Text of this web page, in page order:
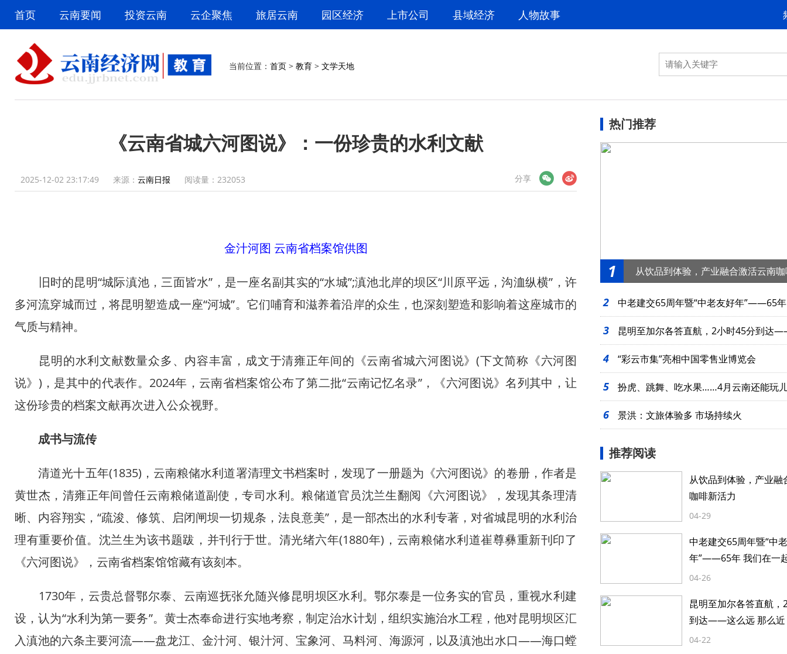
首页 云南要闻 投资云南 云企聚焦 旅居云南 园区经济 上市公司 县域经济 人物故事
当前位置： 首页 > 教育 > 文学天地
《云南省城六河图说》：一份珍贵的水利文献
2025-12-02 23:17:49 来源： 云南日报 阅读量： 232053 分享
微博
金汁河图 云南省档案馆供图
旧时的昆明“城际滇池，三面皆水”，是一座名副其实的“水城”;滇池北岸的坝区“川原平远，沟洫纵横”，许
多河流穿城而过，将昆明塑造成一座“河城”。它们哺育和滋养着沿岸的众生，也深刻塑造和影响着这座城市的
气质与精神。
昆明的水利文献数量众多、内容丰富，成文于清雍正年间的《云南省城六河图说》(下文简称《六河图
说》)，是其中的代表作。2024年，云南省档案馆公布了第二批“云南记忆名录”，《六河图说》名列其中，让
这份珍贵的档案文献再次进入公众视野。
成书与流传
清道光十五年(1835)，云南粮储水利道署清理文书档案时，发现了一册题为《六河图说》的卷册，作者是
黄世杰，清雍正年间曾任云南粮储道副使，专司水利。粮储道官员沈兰生翻阅《六河图说》，发现其条理清
晰、内容翔实，“疏浚、修筑、启闭闸坝一切规条，法良意美”，是一部杰出的水利专著，对省城昆明的水利治
理有重要价值。沈兰生为该书题跋，并刊行于世。清光绪六年(1880年)，云南粮储水利道崔尊彝重新刊印了
《六河图说》，云南省档案馆馆藏有该刻本。
1730年，云贵总督鄂尔泰、云南巡抚张允随兴修昆明坝区水利。鄂尔泰是一位务实的官员，重视水利建
设，认为“水利为第一要务”。黄士杰奉命进行实地考察，制定治水计划，组织实施治水工程，他对昆明坝区汇
入滇池的六条主要河流——盘龙江、金汁河、银汁河、宝象河、马料河、海源河，以及滇池出水口——海口螳
热门推荐
从饮品到体验，产业融合激活云南
1
2 中老建交65周年暨“中老友好年”——65
起
3 昆明至加尔各答直航，2小时45分到达
么近
4 “彩云市集”亮相中国零售业博览会
5 扮虎、跳舞、吃水果……4月云南还能玩
6 景洪：文旅体验多 市场持续火
推荐阅读
从饮品到体验，产业融
咖啡新活力
04-29
中老建交65周年暨“中
年”——65年 我们在一
04-26
昆明至加尔各答直航，
到达——这么远 那么近
04-22